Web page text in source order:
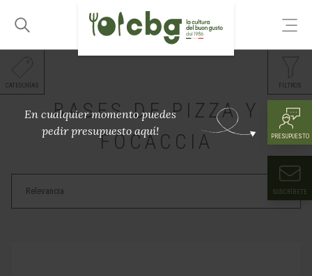
En cualquier momento puedes
pedir presupuesto aquí!
PRESUPUESTO
SUSCRÍBETE
CATEGORÍAS FILTROS
BASES DE PIZZA Y
FOCACCIA